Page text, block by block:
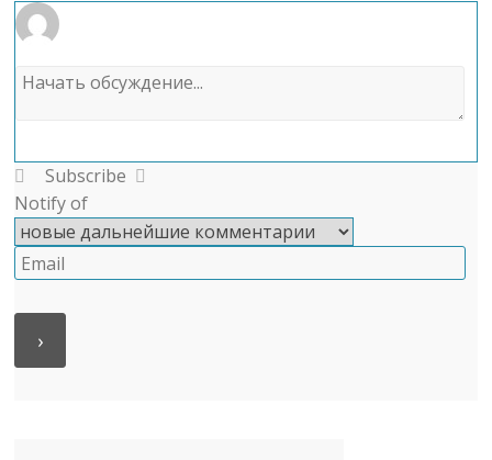
Subscribe
Notify of